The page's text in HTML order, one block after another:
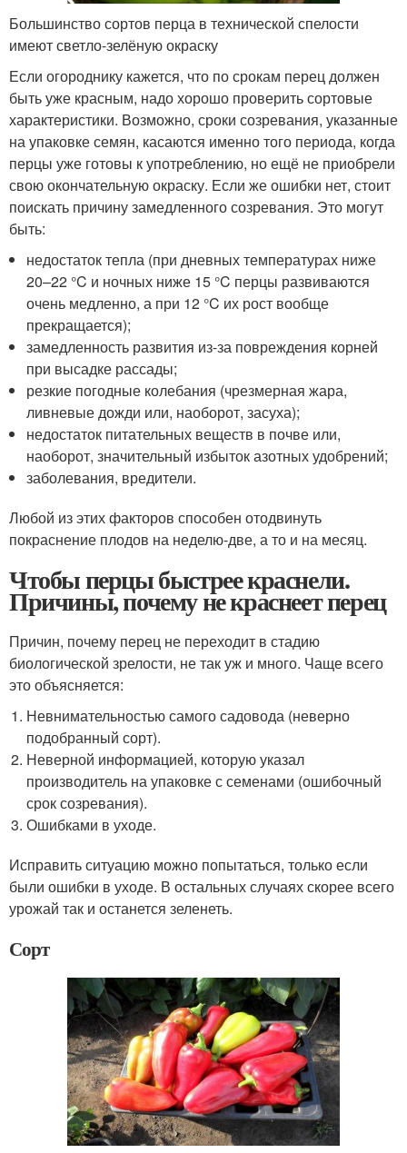
Большинство сортов перца в технической спелости
имеют светло-зелёную окраску
Если огороднику кажется, что по срокам перец должен
быть уже красным, надо хорошо проверить сортовые
характеристики. Возможно, сроки созревания, указанные
на упаковке семян, касаются именно того периода, когда
перцы уже готовы к употреблению, но ещё не приобрели
свою окончательную окраску. Если же ошибки нет, стоит
поискать причину замедленного созревания. Это могут
быть:
недостаток тепла (при дневных температурах ниже
20–22 °C и ночных ниже 15 °C перцы развиваются
очень медленно, а при 12 °C их рост вообще
прекращается);
замедленность развития из-за повреждения корней
при высадке рассады;
резкие погодные колебания (чрезмерная жара,
ливневые дожди или, наоборот, засуха);
недостаток питательных веществ в почве или,
наоборот, значительный избыток азотных удобрений;
заболевания, вредители.
Любой из этих факторов способен отодвинуть
покраснение плодов на неделю-две, а то и на месяц.
Чтобы перцы быстрее краснели.
Причины, почему не краснеет перец
Причин, почему перец не переходит в стадию
биологической зрелости, не так уж и много. Чаще всего
это объясняется:
Невнимательностью самого садовода (неверно
подобранный сорт).
Неверной информацией, которую указал
производитель на упаковке с семенами (ошибочный
срок созревания).
Ошибками в уходе.
Исправить ситуацию можно попытаться, только если
были ошибки в уходе. В остальных случаях скорее всего
урожай так и останется зеленеть.
Сорт